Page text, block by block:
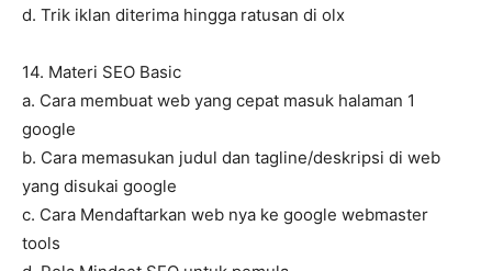
d. Trik iklan diterima hingga ratusan di olx
14. Materi SEO Basic
a. Cara membuat web yang cepat masuk halaman 1
google
b. Cara memasukan judul dan tagline/deskripsi di web
yang disukai google
c. Cara Mendaftarkan web nya ke google webmaster
tools